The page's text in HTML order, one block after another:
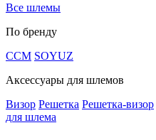
Все шлемы
По бренду
CCM SOYUZ
Аксессуары для шлемов
Визор Решетка Решетка-визор
для шлема